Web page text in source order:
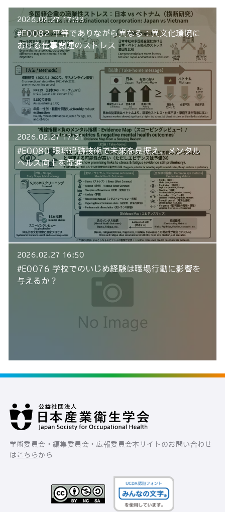
2026.02.27 17:33
#E0082 平等でありながら異なる：異文化環境に
おける仕事関連のストレス
2026.02.27 17:21
#E0080 眼球追跡技術で未来を見据え、メンタル
ヘルス向上を促進
2026.02.27 16:50
#E0076 学校でのいじめ経験は職場行動に影響を
与えるか？
学術委員会・編集委員会・広報委員会本サイトのお問い合わせ
は こちらから